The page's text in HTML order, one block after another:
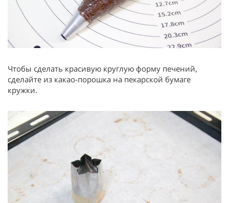
Чтобы сделать красивую круглую форму печений,
сделайте из какао-порошка на пекарской бумаге
кружки.